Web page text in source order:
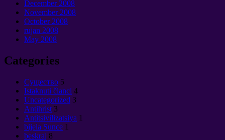
December2008
November2008
October2008
rujan 2008
May 2008
Categories
Cущество 5
Istaknuti članci 4
Uncategorized 3
Antihrist 3
Antitsivilizatsiya 1
bijela Sunce 1
beskraj 8